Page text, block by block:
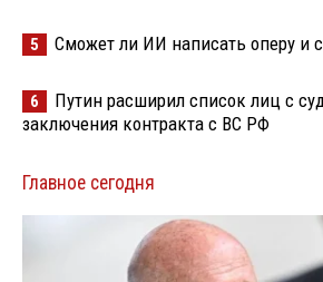
5 Сможет ли ИИ написать оперу и
6
Путин расширил список лиц с
заключения контракта с ВС РФ
Главное сегодня